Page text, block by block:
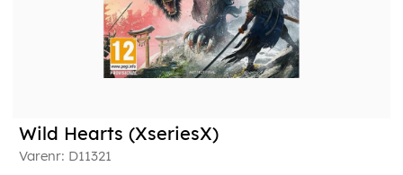
Wild Hearts (XseriesX)
Varenr: D11321